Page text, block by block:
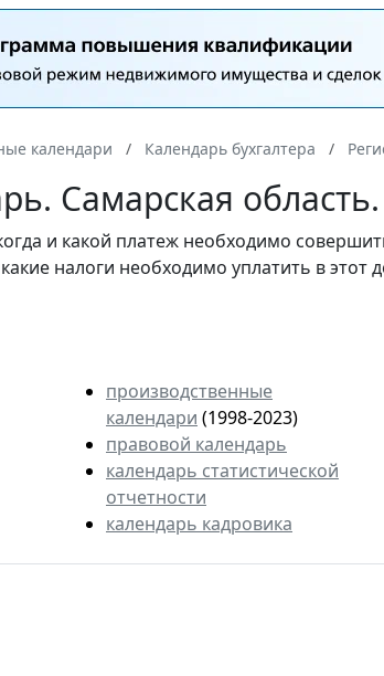
календари Календарь бухгалтера
Самарская
и какой платеж необходимо
налоги необходимо уплатить в
производственные
календари (1998-2023)
правовой календарь
календарь статистической
отчетности
календарь кадровика